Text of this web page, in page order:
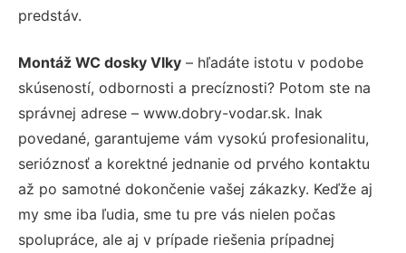
predstáv.
Montáž WC dosky Vlky – hľadáte istotu v podobe
skúseností, odbornosti a precíznosti? Potom ste na
správnej adrese – www.dobry-vodar.sk. Inak
povedané, garantujeme vám vysokú profesionalitu,
serióznosť a korektné jednanie od prvého kontaktu
až po samotné dokončenie vašej zákazky. Keďže aj
my sme iba ľudia, sme tu pre vás nielen počas
spolupráce, ale aj v prípade riešenia prípadnej